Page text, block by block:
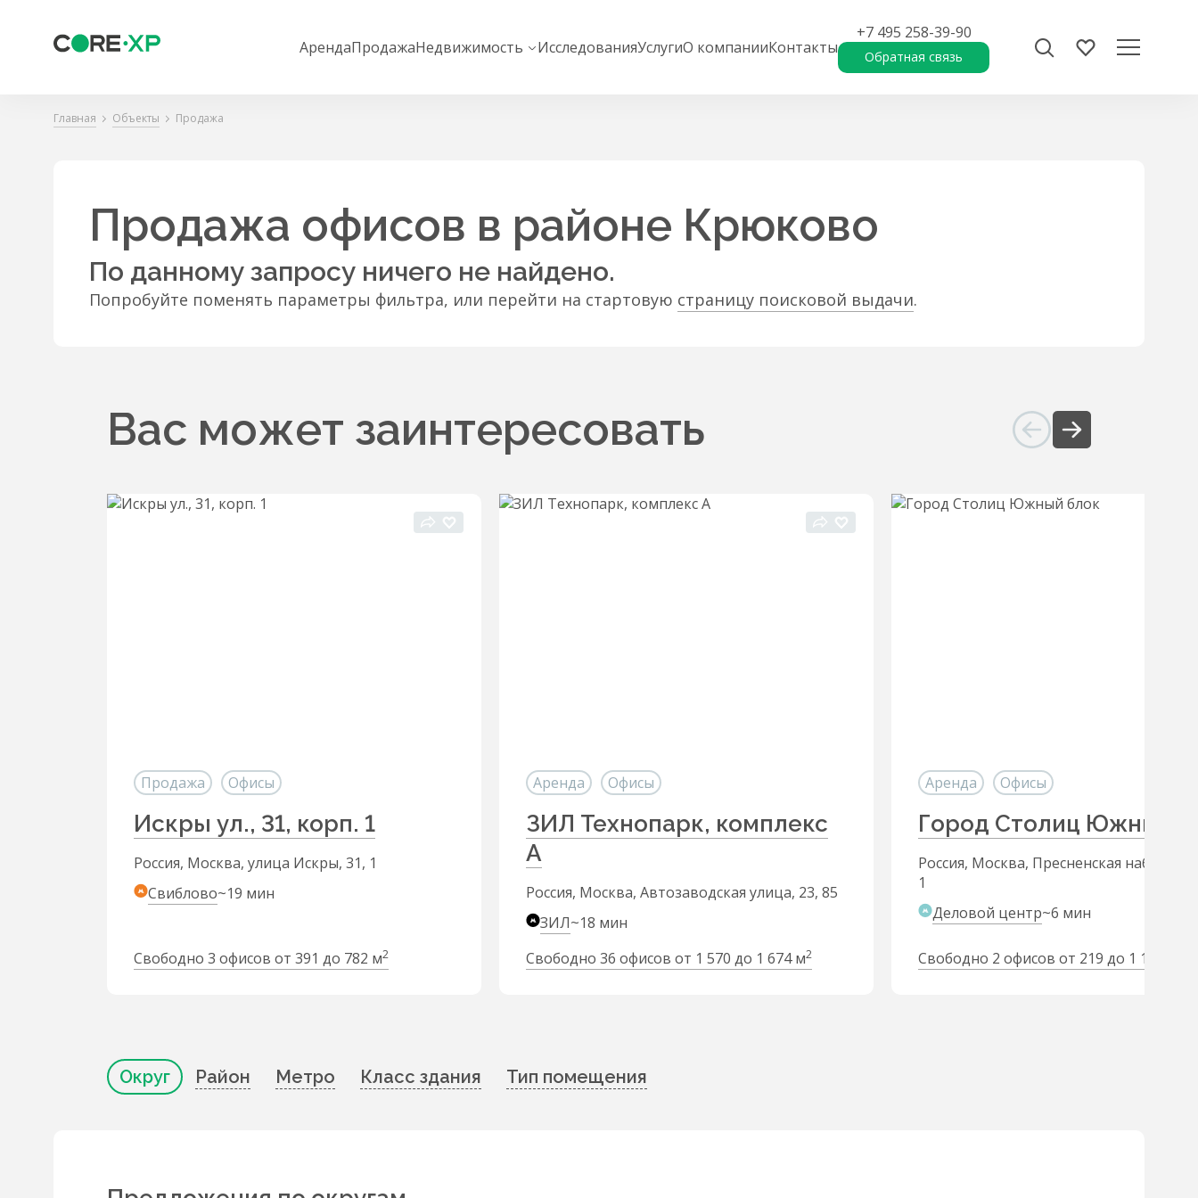
АрендаПродажаНедвижимость ИсследованияУслугиО компанииКонтакты
+7 495 258-39-90
Обратная связь
Главная Объекты Продажа
Продажа офисов в районе Крюково
По данному запросу ничего не найдено.
Попробуйте поменять параметры фильтра, или перейти на стартовую страницу поисковой выдачи.
Вас может заинтересовать
Продажа Офисы
Искры ул., 31, корп. 1
Россия, Москва, улица Искры, 31, 1
Свиблово~19 мин
Свободно 3 офисов от 391 до 782 м2
Аренда Офисы
ЗИЛ Технопарк, комплекс
А
Россия, Москва, Автозаводская улица, 23, 85
ЗИЛ~18 мин
Свободно 36 офисов от 1 570 до 1 674 м2
Аренда Офисы
Город Столиц Южный
Россия, Москва, Пресненская
1
Деловой центр~6 мин
Свободно 2 офисов от 219 до 1 105 м
Округ Район Метро Класс здания Тип помещения